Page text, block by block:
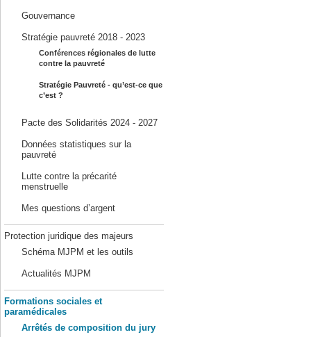
Gouvernance
Stratégie pauvreté 2018 - 2023
Conférences régionales de lutte
contre la pauvreté
Stratégie Pauvreté - qu’est-ce que
c’est ?
Pacte des Solidarités 2024 - 2027
Données statistiques sur la
pauvreté
Lutte contre la précarité
menstruelle
Mes questions d’argent
Protection juridique des majeurs
Schéma MJPM et les outils
Actualités MJPM
Formations sociales et
paramédicales
Arrêtés de composition du jury